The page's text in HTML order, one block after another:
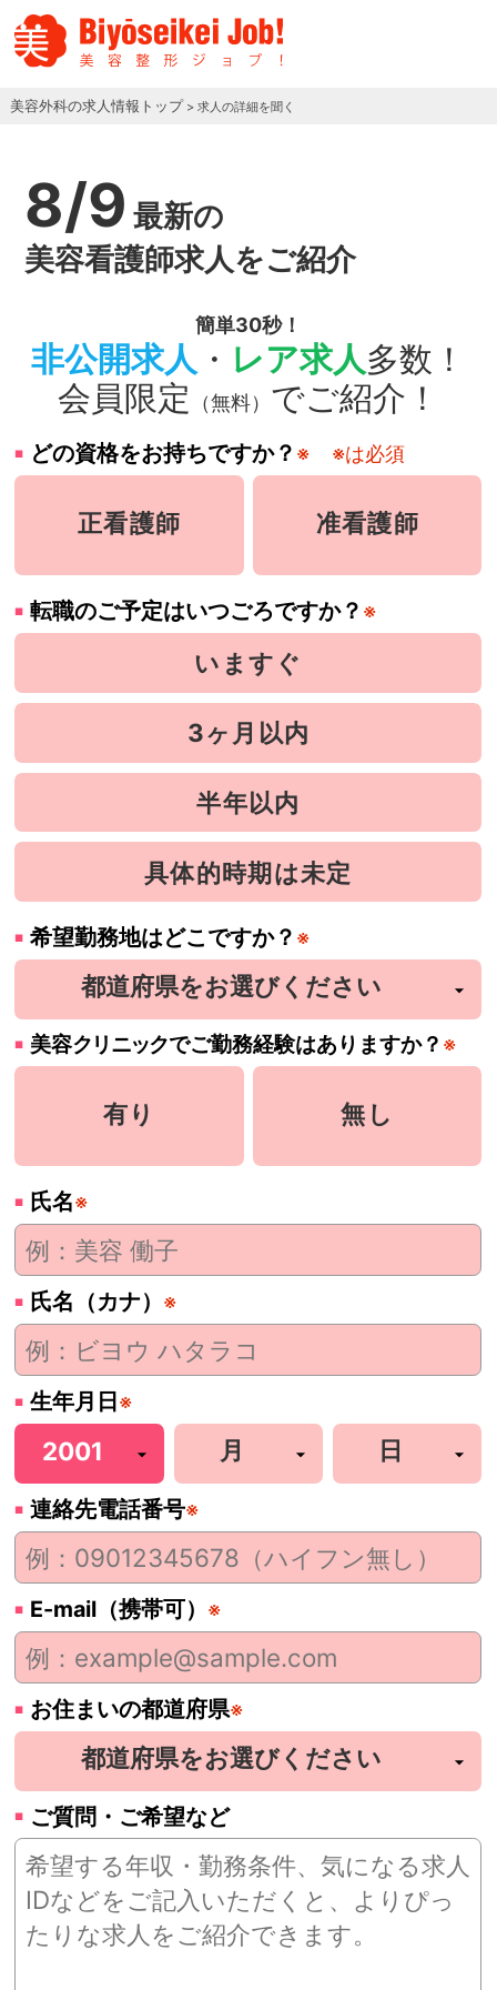
美容外科の求人情報トップ > 求人の詳細を聞く
8/9 最新の
美容看護師求人をご紹介
簡単30秒！
非公開求人 ・ レア求人多数！
会員限定
（無料） でご紹介！
どの資格をお持ちですか？ ※ ※は必須
正看護師 准看護師
転職のご予定はいつごろですか？ ※
いますぐ
3ヶ月以内
半年以内
具体的時期は未定
希望勤務地はどこですか？ ※
美容クリニックでご勤務経験はありますか？ ※
有り 無し
氏名※
氏名（カナ） ※
生年月日 ※
連絡先電話番号※
E-mail（携帯可） ※
お住まいの都道府県※
ご質問・ご希望など